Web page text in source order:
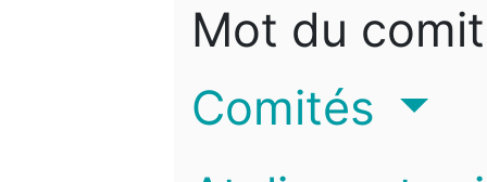
Mot du
Comités